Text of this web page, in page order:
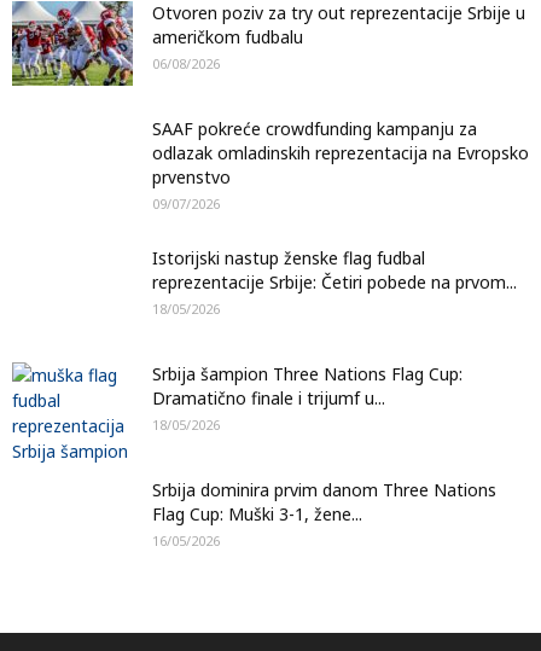
Otvoren poziv za try out reprezentacije Srbije u
američkom fudbalu
06/08/2026
SAAF pokreće crowdfunding kampanju za
odlazak omladinskih reprezentacija na Evropsko
prvenstvo
09/07/2026
Istorijski nastup ženske flag fudbal
reprezentacije Srbije: Četiri pobede na prvom...
18/05/2026
Srbija šampion Three Nations Flag Cup:
Dramatično finale i trijumf u...
18/05/2026
Srbija dominira prvim danom Three Nations
Flag Cup: Muški 3-1, žene...
16/05/2026